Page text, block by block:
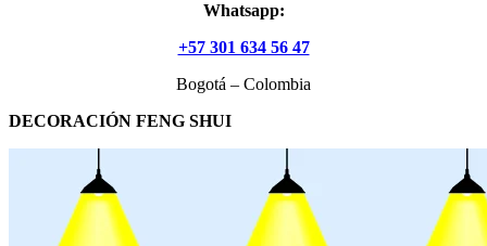
Whatsapp:
+57 301 634 56 47
Bogotá – Colombia
DECORACIÓN FENG SHUI